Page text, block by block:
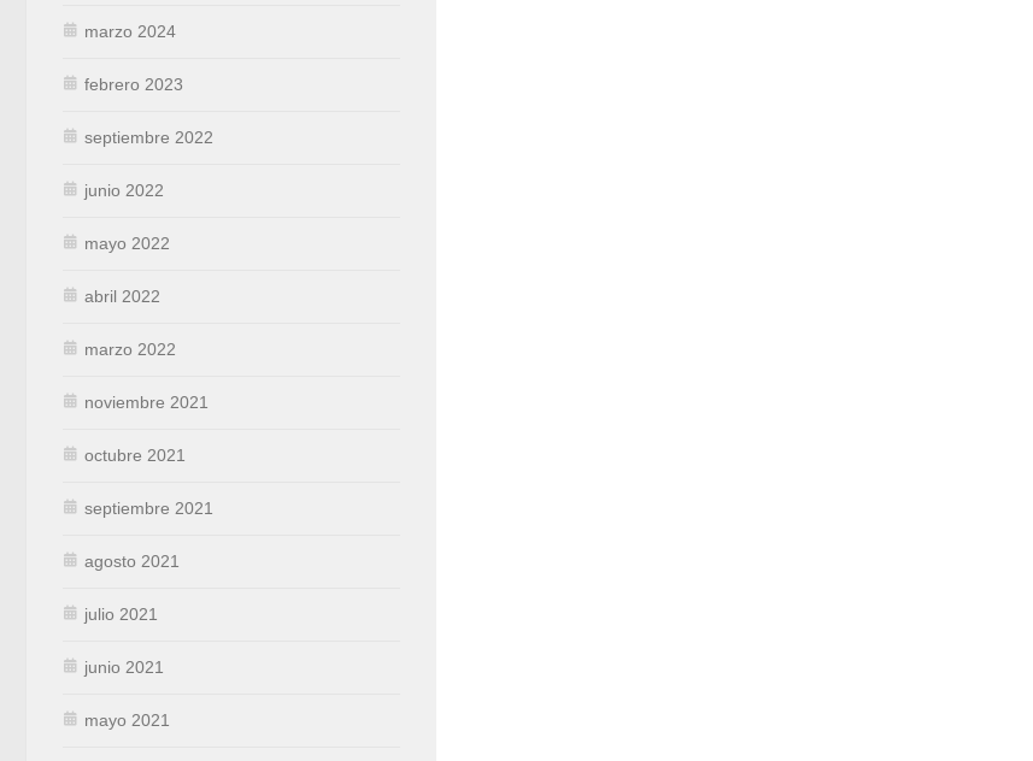
marzo 2024
febrero 2023
septiembre 2022
junio 2022
mayo 2022
abril 2022
marzo 2022
noviembre 2021
octubre 2021
septiembre 2021
agosto 2021
julio 2021
junio 2021
mayo 2021